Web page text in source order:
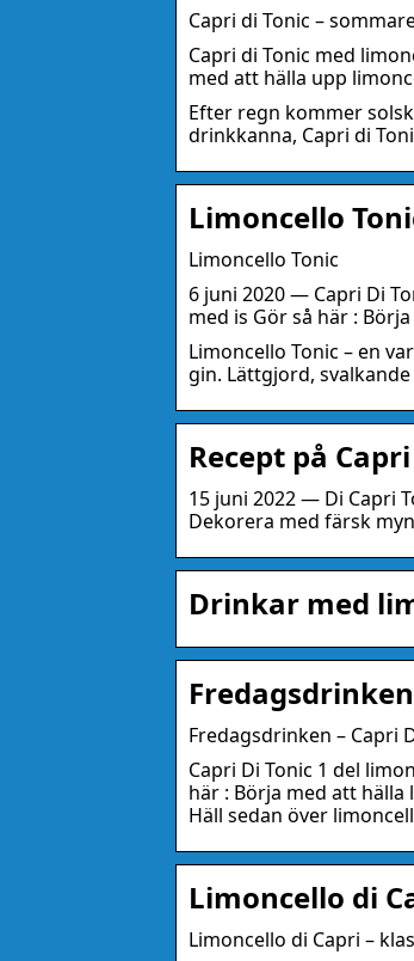
Capri di Tonic –
Capri di Tonic med
med att hälla upp
Efter regn kommer
drinkkanna, Capri di
Limoncello
Limoncello Tonic
6 juni 2020 — Capri Di
med is Gör så här :
Limoncello Tonic – en
gin. Lättgjord,
Recept på
15 juni 2022 — Di Capri
Dekorera med färsk
Drinkar med
Fredagsdrinken – Capri
Capri Di Tonic 1 del
här : Börja med att hälla
Häll sedan över
Limoncello di
Limoncello di Capri –